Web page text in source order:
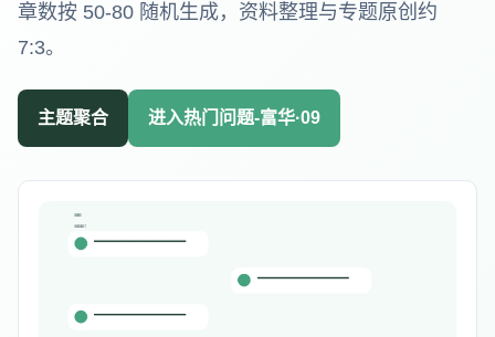
章数按 50-80 随机生成，资料整理与专题原创约
7:3。
主题聚合 进入热门问题-富华·09